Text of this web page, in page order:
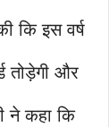
कि इस वर्ष
तोड़ेगी और
ने कहा कि